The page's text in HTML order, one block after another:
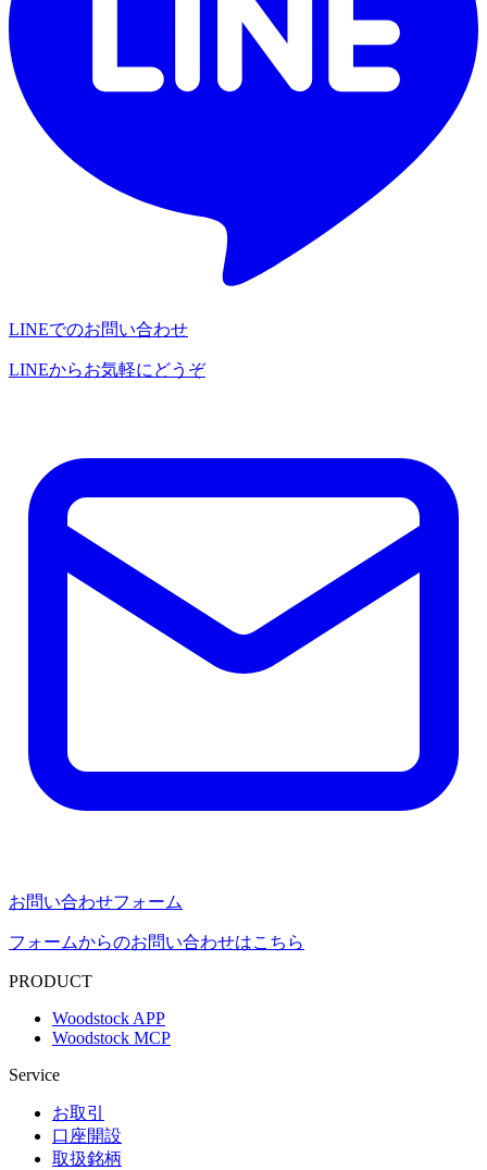
LINEでのお問い合わせ
LINEからお気軽にどうぞ
お問い合わせフォーム
フォームからのお問い合わせはこちら
PRODUCT
Woodstock APP
Woodstock MCP
Service
お取引
口座開設
取扱銘柄